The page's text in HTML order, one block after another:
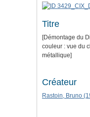
Titre
[Démontage du
couleur : vue du
métallique]
Créateur
Rastoin, Bruno